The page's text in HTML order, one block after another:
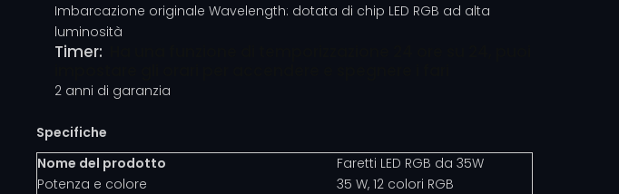
Imbarcazione originale Wavelength: dotata di chip LED RGB ad alta
luminosità
Timer:
2 anni di garanzia
Specifiche
Nome del prodotto
Faretti LED RGB da 35W
Potenza e colore
35 W, 12 colori RGB